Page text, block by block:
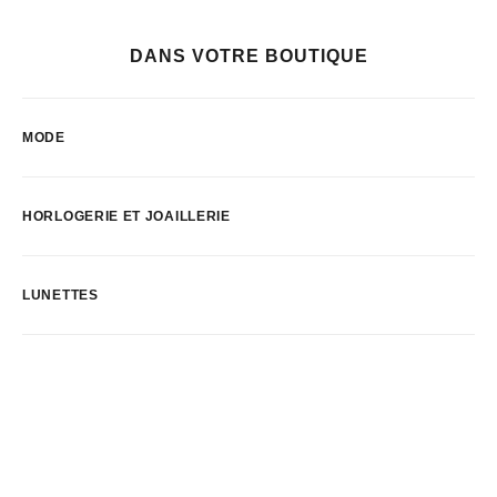
DANS VOTRE BOUTIQUE
MODE
HORLOGERIE ET JOAILLERIE
LUNETTES